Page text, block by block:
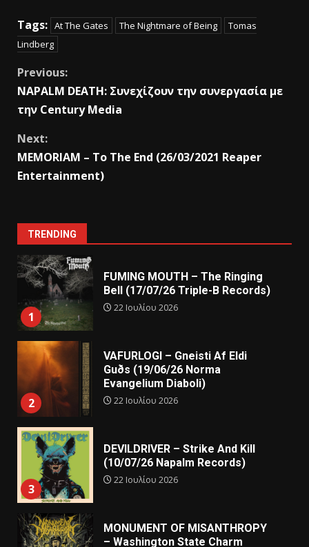
Tags: At The Gates The Nightmare of Being
Tomas
Lindberg
Previous:
NAPALM DEATH: Συνεχίζουν την συνεργασία με
την Century Media
Next:
MEMORIAM – To The End (26/03/2021 Reaper
Entertainment)
TRENDING
1
FUMING MOUTH – The Ringing
Bell (17/07/26 Triple-B Records)
22 Ιουλίου 2026
2
VAFURLOGI – Gneisti Af Eldi
Guðs (19/06/26 Norma
Evangelium Diaboli)
22 Ιουλίου 2026
3
DEVILDRIVER – Strike And Kill
(10/07/26 Napalm Records)
22 Ιουλίου 2026
MONUMENT OF MISANTHROPY
– Washington State Charm